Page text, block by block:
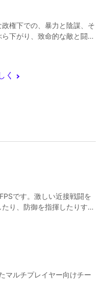
く
権下での、暴力と陰謀、そ
下がり、致命的な敵と闘い
です。激しい近接戦闘を
り、防御を指揮したりする
マルチプレイヤー向けチー